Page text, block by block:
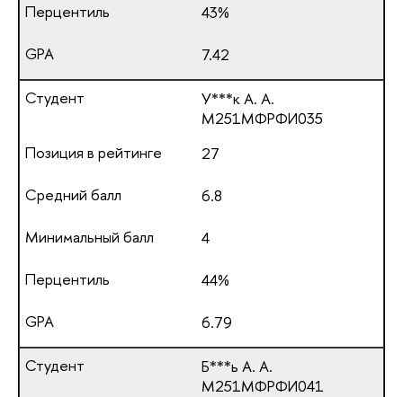
43%
7.42
У***к А. А.
М251МФРФИ035
27
6.8
4
44%
6.79
Б***ь А. А.
М251МФРФИ041